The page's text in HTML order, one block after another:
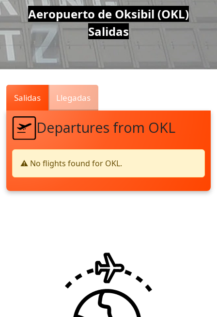
Air
Traffic
Live
Aeropuerto de Oksibil (OKL)
Salidas
Salidas Llegadas
Departures from OKL
⚠️ No flights found for OKL.